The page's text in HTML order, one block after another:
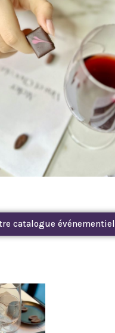
catalogue événementiel